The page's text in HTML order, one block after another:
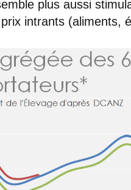
plus aussi
intrants (aliments,